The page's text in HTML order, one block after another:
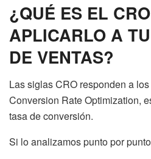
¿QUÉ ES EL
APLICARLO A
DE VENTAS?
Las siglas CRO responden a
Conversion Rate Optimization,
tasa de conversión.
Si lo analizamos punto por